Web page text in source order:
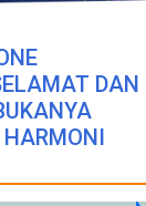
DAN
HARMONI